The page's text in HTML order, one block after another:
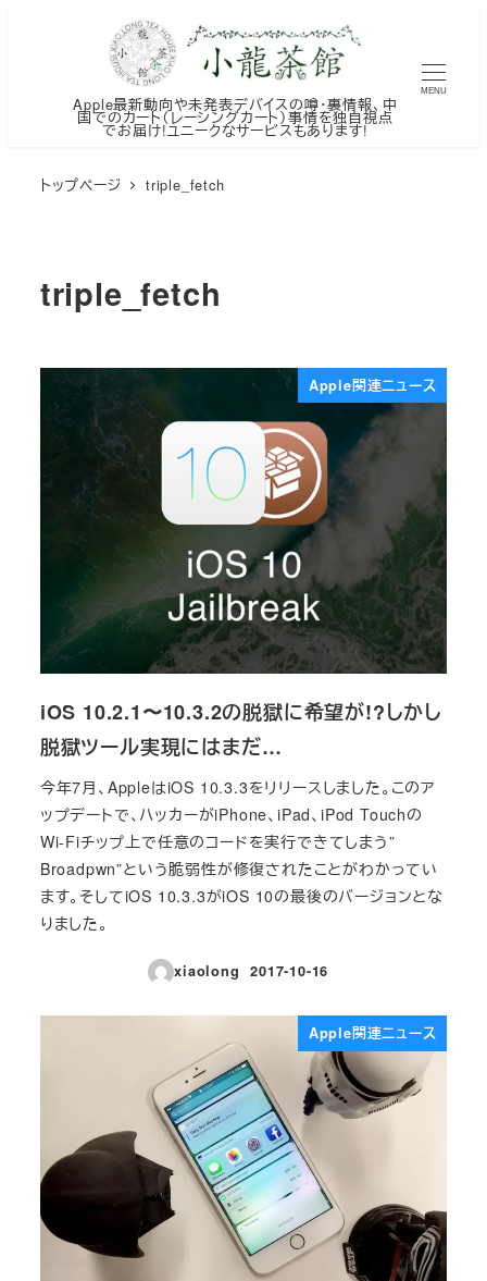
Apple最新動向や未発表デバイスの噂・裏情報、中
国でのカート（レーシングカート）事情を独自視点
でお届け!ユニークなサービスもあります!
MENU
トップページ triple_fetch
triple_fetch
Apple関連ニュース
iOS 10.2.1〜10.3.2の脱獄に希望が!?しかし
脱獄ツール実現にはまだ…
今年7月、AppleはiOS 10.3.3をリリースしました。このア
ップデートで、ハッカーがiPhone、iPad、iPod Touchの
Wi-Fiチップ上で任意のコードを実行できてしまう”
Broadpwn”という脆弱性が修復されたことがわかってい
ます。そしてiOS 10.3.3がiOS 10の最後のバージョンとな
りました。
xiaolong
投稿日
2017-10-16
Apple関連ニュース